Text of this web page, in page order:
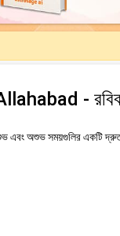
-
অশুভ সময়গুলির একটি দ্রুত